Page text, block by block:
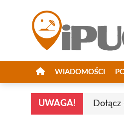
WIADOMOŚCI
UWAGA!